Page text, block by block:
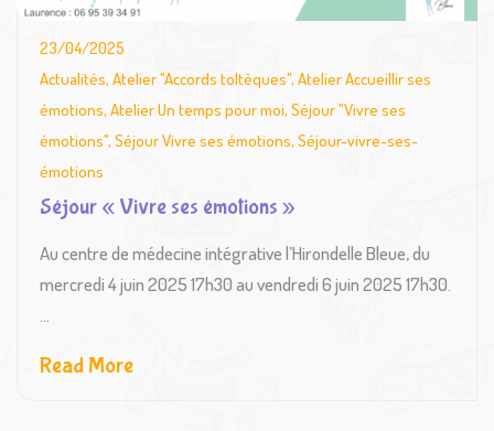
23/04/2025
Actualités, Atelier "Accords toltèques", Atelier Accueillir ses
émotions, Atelier Un temps pour moi, Séjour "Vivre ses
émotions", Séjour Vivre ses émotions, Séjour-vivre-ses-
émotions
Séjour « Vivre ses émotions »
Au centre de médecine intégrative l’Hirondelle Bleue, du
mercredi 4 juin 2025 17h30 au vendredi 6 juin 2025 17h30.
Read More